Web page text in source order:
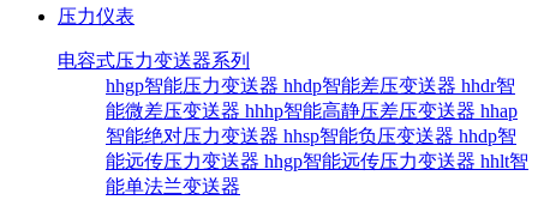
压力仪表
电容式压力变送器系列
hhgp智能压力变送器 hhdp智能差压变送器 hhdr智
能微差压变送器 hhhp智能高静压差压变送器 hhap
智能绝对压力变送器 hhsp智能负压变送器 hhdp智
能远传压力变送器 hhgp智能远传压力变送器 hhlt智
能单法兰变送器